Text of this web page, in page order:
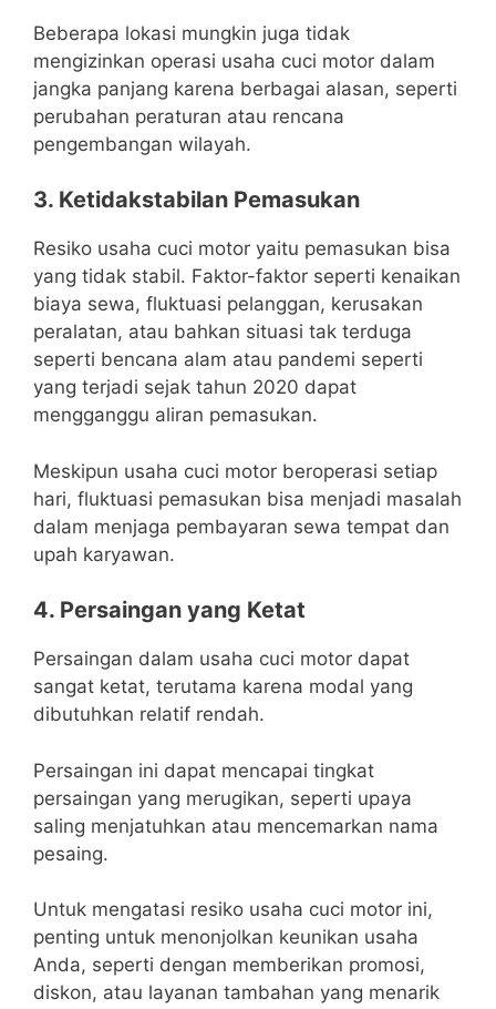
Beberapa lokasi mungkin juga tidak
mengizinkan operasi usaha cuci motor dalam
jangka panjang karena berbagai alasan, seperti
perubahan peraturan atau rencana
pengembangan wilayah.
3. Ketidakstabilan Pemasukan
Resiko usaha cuci motor yaitu pemasukan bisa
yang tidak stabil. Faktor-faktor seperti kenaikan
biaya sewa, fluktuasi pelanggan, kerusakan
peralatan, atau bahkan situasi tak terduga
seperti bencana alam atau pandemi seperti
yang terjadi sejak tahun 2020 dapat
mengganggu aliran pemasukan.
Meskipun usaha cuci motor beroperasi setiap
hari, fluktuasi pemasukan bisa menjadi masalah
dalam menjaga pembayaran sewa tempat dan
upah karyawan.
4. Persaingan yang Ketat
Persaingan dalam usaha cuci motor dapat
sangat ketat, terutama karena modal yang
dibutuhkan relatif rendah.
Persaingan ini dapat mencapai tingkat
persaingan yang merugikan, seperti upaya
saling menjatuhkan atau mencemarkan nama
pesaing.
Untuk mengatasi resiko usaha cuci motor ini,
penting untuk menonjolkan keunikan usaha
Anda, seperti dengan memberikan promosi,
diskon, atau layanan tambahan yang menarik